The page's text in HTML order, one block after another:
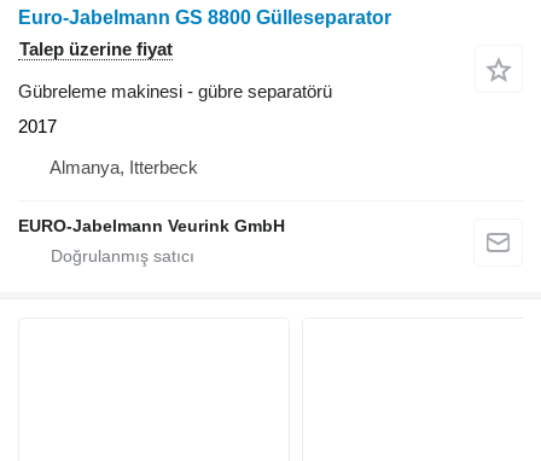
Euro-Jabelmann GS 8800 Gülleseparator
Talep üzerine fiyat
Gübreleme makinesi - gübre separatörü
2017
Almanya, Itterbeck
EURO-Jabelmann Veurink GmbH